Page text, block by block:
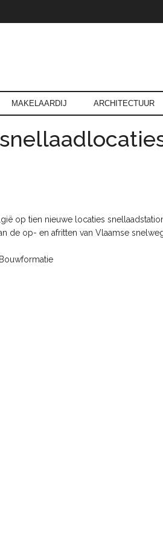
MAKELAARDIJ ARCHITECTUUR
op tien nieuwe locaties
de op- en afritten van Vlaamse